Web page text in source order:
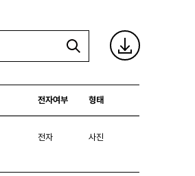
전자여부 형태
전자 사진